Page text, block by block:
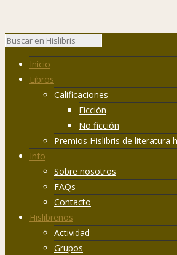
Inicio
Libros
Calificaciones
Ficción
No ficción
Premios Hislibris de literatura
Info
Sobre nosotros
FAQs
Contacto
Hislibreños
Actividad
Grupos